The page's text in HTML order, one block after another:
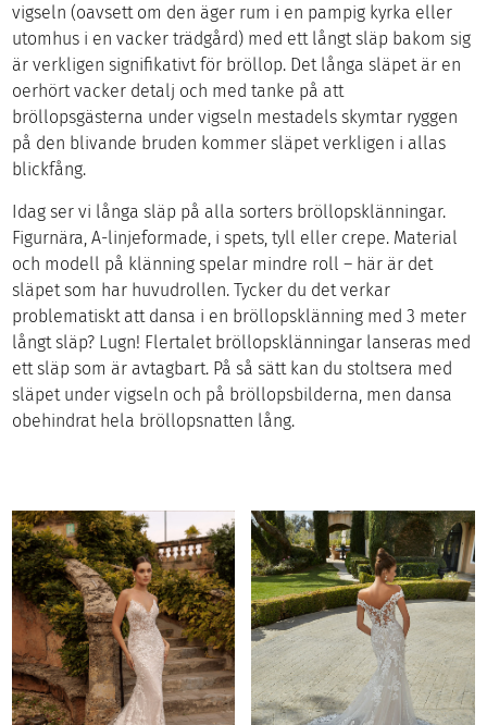
vigseln (oavsett om den äger rum i en pampig kyrka eller
utomhus i en vacker trädgård) med ett långt släp bakom sig
är verkligen signifikativt för bröllop. Det långa släpet är en
oerhört vacker detalj och med tanke på att
bröllopsgästerna under vigseln mestadels skymtar ryggen
på den blivande bruden kommer släpet verkligen i allas
blickfång.
Idag ser vi långa släp på alla sorters bröllopsklänningar.
Figurnära, A-linjeformade, i spets, tyll eller crepe. Material
och modell på klänning spelar mindre roll – här är det
släpet som har huvudrollen. Tycker du det verkar
problematiskt att dansa i en bröllopsklänning med 3 meter
långt släp? Lugn! Flertalet bröllopsklänningar lanseras med
ett släp som är avtagbart. På så sätt kan du stoltsera med
släpet under vigseln och på bröllopsbilderna, men dansa
obehindrat hela bröllopsnatten lång.